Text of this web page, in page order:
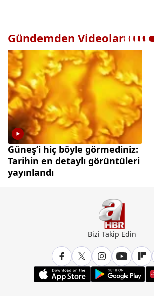
Gündemden Videolar
Güneş’i hiç böyle görmediniz:
Tarihin en detaylı görüntüleri
yayınlandı
Bizi Takip Edin